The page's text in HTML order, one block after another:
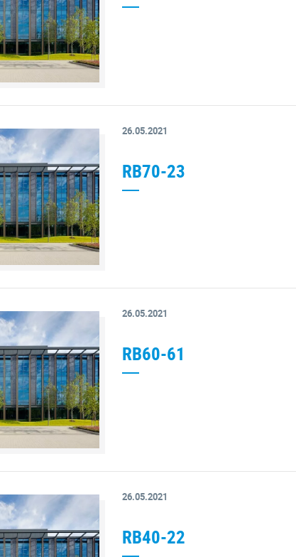
26.05.2021
RB70-23
26.05.2021
RB60-61
26.05.2021
RB40-22